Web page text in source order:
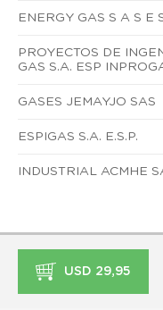
ENERGY GAS S A S E
PROYECTOS DE
GAS S.A. ESP
GASES JEMAYJO SAS
ESPIGAS S.A. E.S.P.
INDUSTRIAL ACMHE
USD 29,95